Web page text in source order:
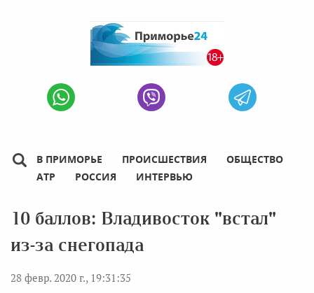
В ПРИМОРЬЕ ПРОИСШЕСТВИЯ
ОБЩЕСТВО
АТР
РОССИЯ ИНТЕРВЬЮ
10 баллов: Владивосток "встал"
из-за снегопада
28 февр. 2020 г., 19:31:35